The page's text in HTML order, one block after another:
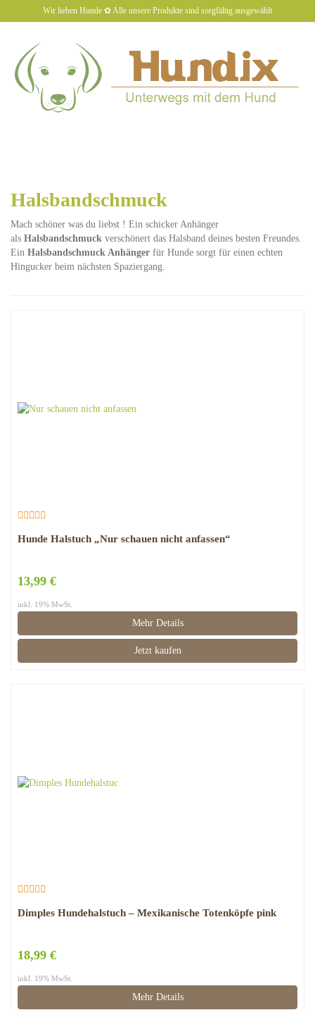
to
Wir lieben Hunde ✿ Alle unsere Produkte sind sorgfältig ausgewählt
Halsbandschmuck
Mach schöner was du liebst ! Ein schicker Anhänger
als Halsbandschmuck verschönert das Halsband deines besten Freundes.
Ein Halsbandschmuck Anhänger für Hunde sorgt für einen echten
Hingucker beim nächsten Spaziergang.
Hunde Halstuch „Nur schauen nicht anfassen“
13,99 €
inkl. 19% MwSt.
Mehr Details
Jetzt kaufen
Dimples Hundehalstuch – Mexikanische Totenköpfe pink
18,99 €
inkl. 19% MwSt.
Mehr Details